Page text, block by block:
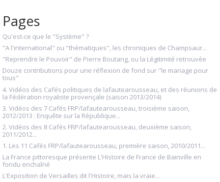
Pages
Qu'est-ce que le "Système" ?
"A l'international" ou "thématiques", les chroniques de Champsaur...
"Reprendre le Pouvoir" de Pierre Boutang, ou la Légitimité retrouvée
Douze contributions pour une réflexion de fond sur "le mariage pour
tous"
4. Vidéos des Cafés politiques de lafautearousseau, et des réunions de
la Fédération royaliste provençale (saison 2013/2014)
3. Vidéos des 7 Cafés FRP/lafautearousseau, troisième saison,
2012/2013 : Enquête sur la République...
2. Vidéos des 8 Cafés FRP/lafautearousseau, deuxième saison,
2011/2012...
1. Les 11 Cafés FRP/lafautearousseau, première saison, 2010/2011...
La France pittoresque présente L'Histoire de France de Bainville en
fondu enchaîné
L'Exposition de Versailles dit l'Histoire, mais la vraie...